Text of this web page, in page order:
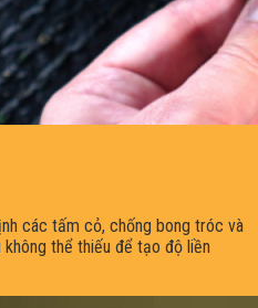
các tấm cỏ, chống bong tróc và
thể thiếu để tạo độ liền